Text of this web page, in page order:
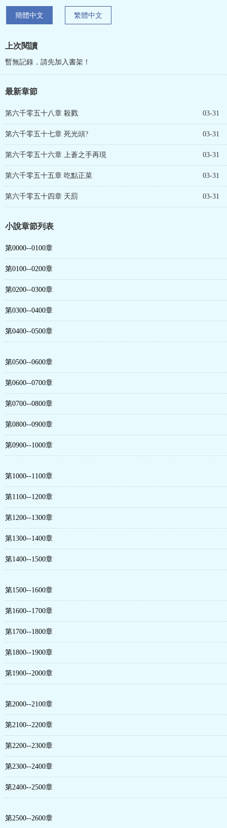
簡體中文 繁體中文
上次閱讀
暫無記錄，請先加入書架！
最新章節
第六千零五十八章 殺戮 03-31
第六千零五十七章 死光頭? 03-31
第六千零五十六章 上蒼之手再現 03-31
第六千零五十五章 吃點正菜 03-31
第六千零五十四章 天罰 03-31
小說章節列表
第0000--0100章
第0100--0200章
第0200--0300章
第0300--0400章
第0400--0500章
第0500--0600章
第0600--0700章
第0700--0800章
第0800--0900章
第0900--1000章
第1000--1100章
第1100--1200章
第1200--1300章
第1300--1400章
第1400--1500章
第1500--1600章
第1600--1700章
第1700--1800章
第1800--1900章
第1900--2000章
第2000--2100章
第2100--2200章
第2200--2300章
第2300--2400章
第2400--2500章
第2500--2600章